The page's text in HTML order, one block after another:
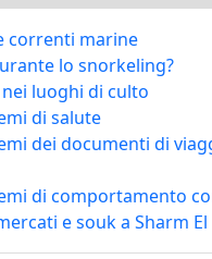
correnti marine
lo snorkeling?
luoghi di culto
di salute
dei documenti di
di comportamento
e souk a Sharm El